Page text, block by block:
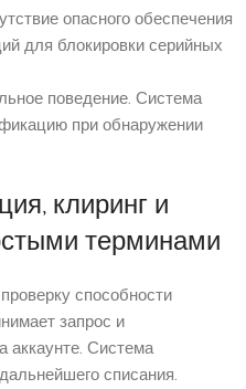
опасного обеспечения
для блокировки серийных
поведение. Система
при обнаружении
клиринг и
терминами
способности
запрос и
аккаунте. Система
списания.